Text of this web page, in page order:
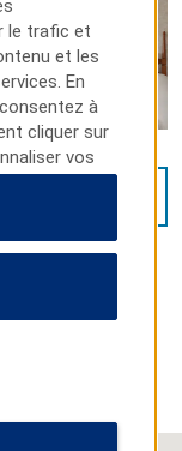
le trafic et
et les
En
à
cliquer sur
vos
que